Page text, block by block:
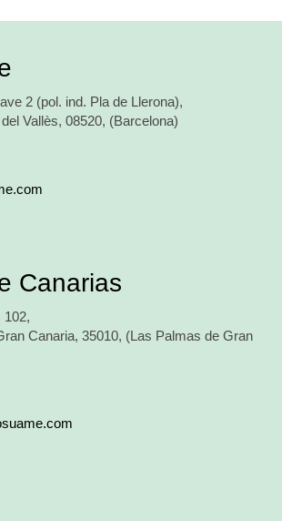
2 (pol. ind. Pla de Llerona),
Vallès, 08520, (Barcelona)
Canarias
102,
Canaria, 35010, (Las Palmas de Gran